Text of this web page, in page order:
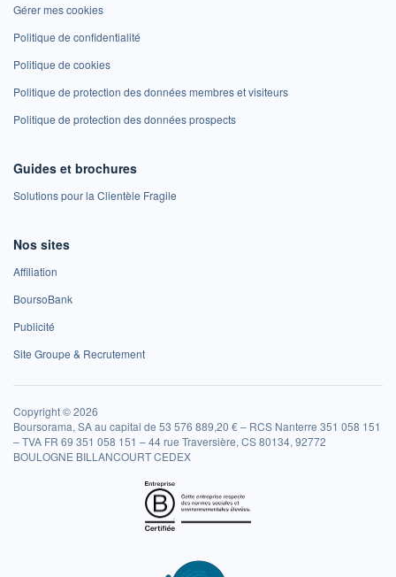
Gérer mes cookies
Politique de confidentialité
Politique de cookies
Politique de protection des données membres et visiteurs
Politique de protection des données prospects
Guides et brochures
Solutions pour la Clientèle Fragile
Nos sites
Affiliation
BoursoBank
Publicité
Site Groupe & Recrutement
Copyright © 2026
Boursorama, SA au capital de 53 576 889,20 € – RCS Nanterre 351 058 151
– TVA FR 69 351 058 151 – 44 rue Traversière, CS 80134, 92772
BOULOGNE BILLANCOURT CEDEX